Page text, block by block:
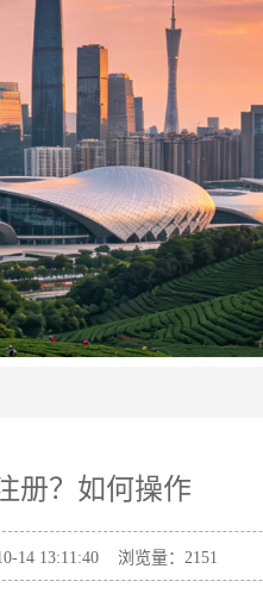
册？如何操作
14 13:11:40 浏览量： 2151